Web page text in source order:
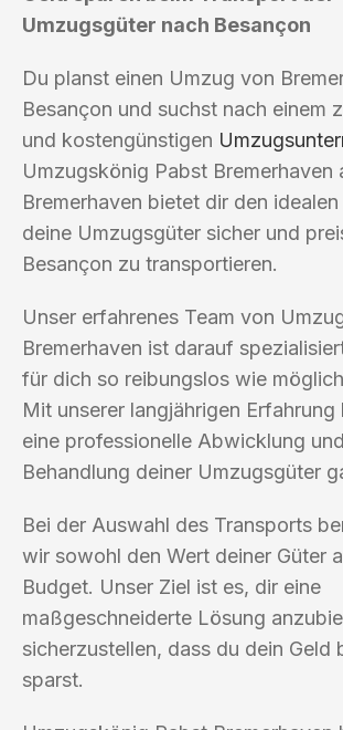
Umzugsgüter nach Besançon
Du planst einen Umzug von
Besançon und suchst nach einem
und kostengünstigen
Umzugskönig Pabst Bremerhaven
Bremerhaven bietet dir den
deine Umzugsgüter sicher und
Besançon zu transportieren.
Unser erfahrenes Team von
Bremerhaven ist darauf
für dich so reibungslos wie
Mit unserer langjährigen
eine professionelle Abwicklung
Behandlung deiner Umzugsgüter
Bei der Auswahl des Transports
wir sowohl den Wert deiner Güter
Budget. Unser Ziel ist es, dir eine
maßgeschneiderte Lösung
sicherzustellen, dass du dein Geld
sparst.